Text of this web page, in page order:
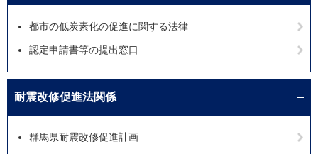
都市の低炭素化の促進に関する法律
認定申請書等の提出窓口
耐震改修促進法関係
群馬県耐震改修促進計画